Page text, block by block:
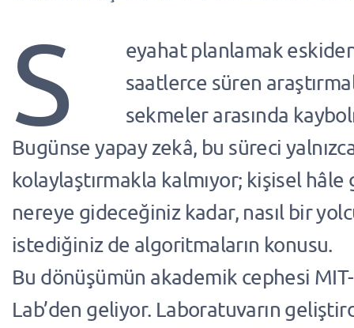
S
eyahat planlamak
saatlerce süren
sekmeler arasında
Bugünse yapay zekâ, bu süreci
kolaylaştırmakla kalmıyor; kişisel hâle
nereye gideceğiniz kadar, nasıl bir
istediğiniz de algoritmaların konusu.
Bu dönüşümün akademik cephesi
Lab’den geliyor. Laboratuvarın